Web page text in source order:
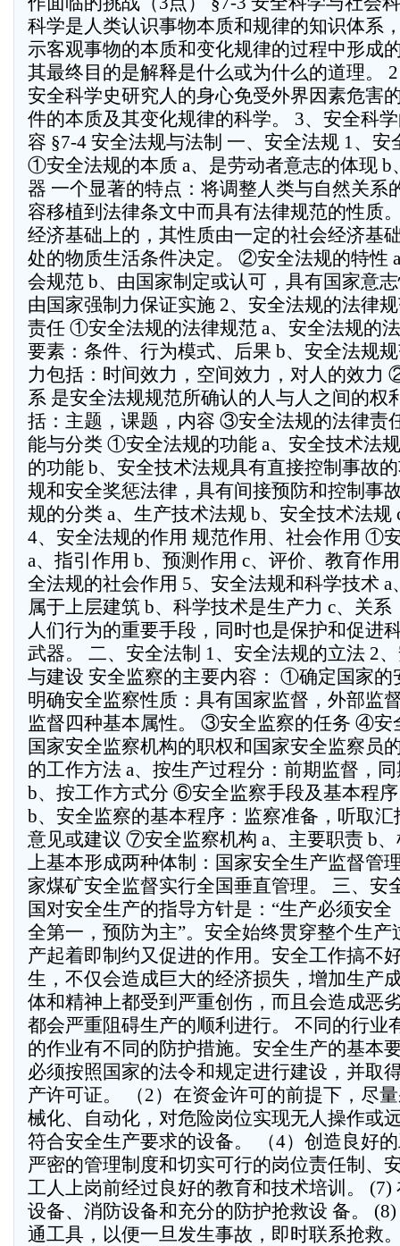
科学是人类认识事物本质和规律的知识体系
示客观事物的本质和变化规律的过程中形成
其最终目的是解释是什么或为什么的道理。
安全科学史研究人的身心免受外界因素危害
件的本质及其变化规律的科学。 3、安全科
容 §7-4 安全法规与法制 一、安全法规 1、
①安全法规的本质 a、是劳动者意志的体现 b
器 一个显著的特点：将调整人类与自然关系
容移植到法律条文中而具有法律规范的性质
经济基础上的，其性质由一定的社会经济基
处的物质生活条件决定。 ②安全法规的特性
会规范 b、由国家制定或认可，具有国家意
由国家强制力保证实施 2、安全法规的法律
责任 ①安全法规的法律规范 a、安全法规的
要素：条件、行为模式、后果 b、安全法规
力包括：时间效力，空间效力，对人的效力
系 是安全法规规范所确认的人与人之间的权
括：主题，课题，内容 ③安全法规的法律责
能与分类 ①安全法规的功能 a、安全技术法
的功能 b、安全技术法规具有直接控制事故
规和安全奖惩法律，具有间接预防和控制事
规的分类 a、生产技术法规 b、安全技术法规
4、安全法规的作用 规范作用、社会作用 ①
a、指引作用 b、预测作用 c、评价、教育作
全法规的社会作用 5、安全法规和科学技术
属于上层建筑 b、科学技术是生产力 c、关
人们行为的重要手段，同时也是保护和促进
武器。 二、安全法制 1、安全法规的立法 2
与建设 安全监察的主要内容： ①确定国家
明确安全监察性质：具有国家监督，外部监
监督四种基本属性。 ③安全监察的任务 ④安
国家安全监察机构的职权和国家安全监察员
的工作方法 a、按生产过程分：前期监督，
b、按工作方式分 ⑥安全监察手段及基本程
b、安全监察的基本程序：监察准备，听取
意见或建议 ⑦安全监察机构 a、主要职责 b
上基本形成两种体制：国家安全生产监督管
家煤矿安全监督实行全国垂直管理。 三、安
国对安全生产的指导方针是：“生产必须安
全第一，预防为主”。安全始终贯穿整个生
产起着即制约又促进的作用。安全工作搞不
生，不仅会造成巨大的经济损失，增加生产
体和精神上都受到严重创伤，而且会造成恶
都会严重阻碍生产的顺利进行。 不同的行业
的作业有不同的防护措施。安全生产的基本
必须按照国家的法令和规定进行建设，并取
产许可证。 （2）在资金许可的前提下，尽
械化、自动化，对危险岗位实现无人操作或
符合安全生产要求的设备。 （4）创造良好
严密的管理制度和切实可行的岗位责任制、
工人上岗前经过良好的教育和技术培训。 (7)
设备、消防设备和充分的防护抢救设 备。
通工具，以便一旦发生事故，即时联系抢救